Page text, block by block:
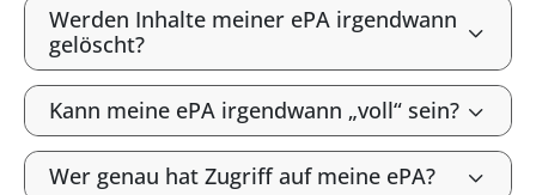
Werden Inhalte meiner ePA irgendwann
gelöscht?
Kann meine ePA irgendwann „voll“ sein?
Wer genau hat Zugriff auf meine ePA?